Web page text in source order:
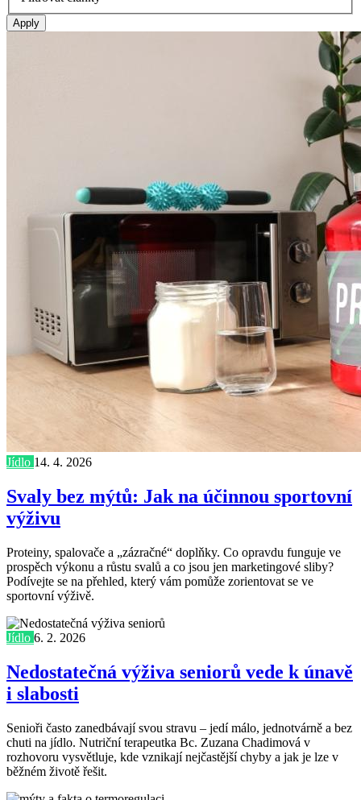
Jídlo 14. 4. 2026
Svaly bez mýtů: Jak na účinnou sportovní
výživu
Proteiny, spalovače a „zázračné“ doplňky. Co opravdu funguje ve
prospěch výkonu a růstu svalů a co jsou jen marketingové sliby?
Podívejte se na přehled, který vám pomůže zorientovat se ve
sportovní výživě.
Jídlo 6. 2. 2026
Nedostatečná výživa seniorů vede k únavě
i slabosti
Senioři často zanedbávají svou stravu – jedí málo, jednotvárně a bez
chuti na jídlo. Nutriční terapeutka Bc. Zuzana Chadimová v
rozhovoru vysvětluje, kde vznikají nejčastější chyby a jak je lze v
běžném životě řešit.